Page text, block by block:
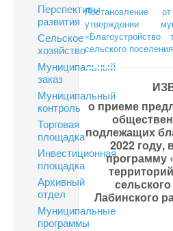
Перспективы
развития
Сельское
хозяйство
Муниципальный
заказ
Муниципальный
контроль
Торговая
площадка
Инвестиционная
площадка
Архивный
отдел
Муниципальные
программы
утверждении
«Благоустройство
сельского
о приеме
подлежащих
2022 году,
программу
Лабинского